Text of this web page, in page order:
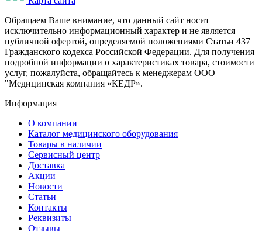
Oбращаем Ваше внимание, что данный сайт носит
исключительно информационный характер и не является
публичной офертой, определяемой положениями Статьи 437
Гражданского кодекса Российской Федерации. Для получения
подробной информации о характеристиках товара, стоимости
услуг, пожалуйста, обращайтесь к менеджерам ООО
"Медицинская компания «КЕДР».
Информация
О компании
Каталог медицинского оборудования
Товары в наличии
Сервисный центр
Доставка
Акции
Новости
Статьи
Контакты
Реквизиты
Отзывы